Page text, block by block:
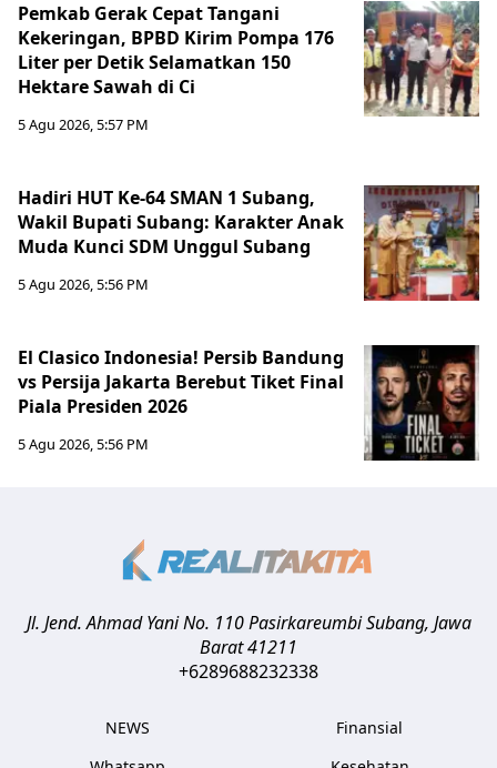
Pemkab Gerak Cepat Tangani
Kekeringan, BPBD Kirim Pompa 176
Liter per Detik Selamatkan 150
Hektare Sawah di Ci
5 Agu 2026, 5:57 PM
Hadiri HUT Ke-64 SMAN 1 Subang,
Wakil Bupati Subang: Karakter Anak
Muda Kunci SDM Unggul Subang
5 Agu 2026, 5:56 PM
El Clasico Indonesia! Persib Bandung
vs Persija Jakarta Berebut Tiket Final
Piala Presiden 2026
5 Agu 2026, 5:56 PM
Jl. Jend. Ahmad Yani No. 110 Pasirkareumbi Subang, Jawa
Barat41211
+6289688232338
NEWS
Finansial